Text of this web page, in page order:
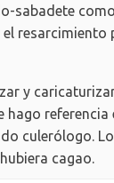
sabadete
el resarcimiento
y
hago referencia
culerólogo.
cagao.